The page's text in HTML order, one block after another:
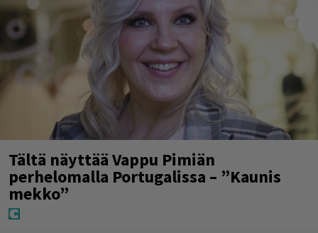
Tältä näyttää Vappu Pimiän
perhelomalla Portugalissa – ”Kaunis
mekko”